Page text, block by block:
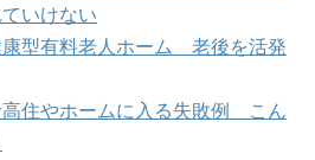
いけない
康型有料老人ホーム 老後を活発
高住やホームに入る失敗例 こん